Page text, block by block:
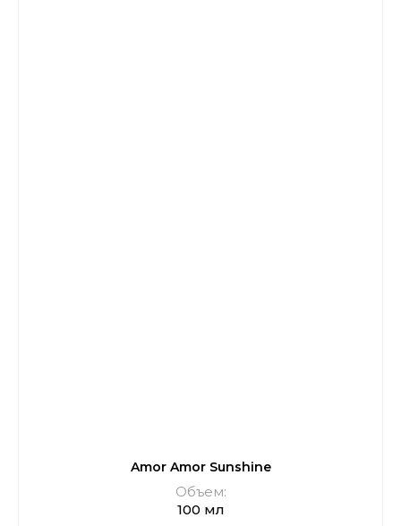
Amor Amor Sunshine
Объем:
100 мл